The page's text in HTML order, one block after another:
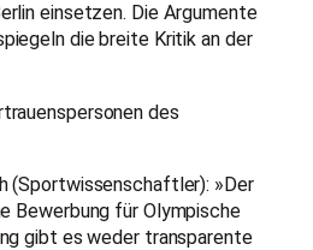
einsetzen. Die Argumente
die breite Kritik an der
des
(Sportwissenschaftler): »Der
Bewerbung für Olympische
gibt es weder transparente